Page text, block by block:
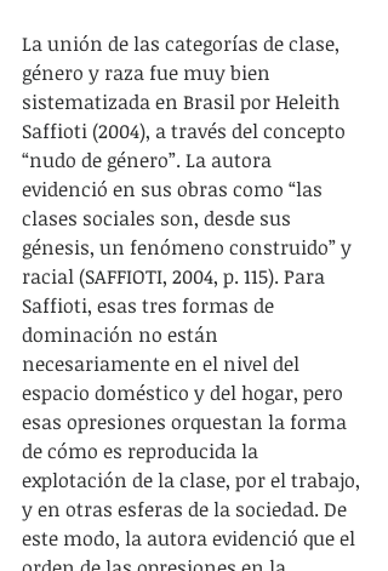
La unión de las categorías de clase,
género y raza fue muy bien
sistematizada en Brasil por Heleith
Saffioti (2004), a través del concepto
“nudo de género”. La autora
evidenció en sus obras como “las
clases sociales son, desde sus
génesis, un fenómeno construido” y
racial (SAFFIOTI, 2004, p. 115). Para
Saffioti, esas tres formas de
dominación no están
necesariamente en el nivel del
espacio doméstico y del hogar, pero
esas opresiones orquestan la forma
de cómo es reproducida la
explotación de la clase, por el trabajo,
y en otras esferas de la sociedad. De
este modo, la autora evidenció que el